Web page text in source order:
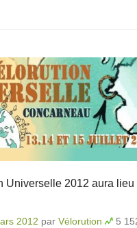
Universelle 2012 aura lieu
2012 par Vélorution
5